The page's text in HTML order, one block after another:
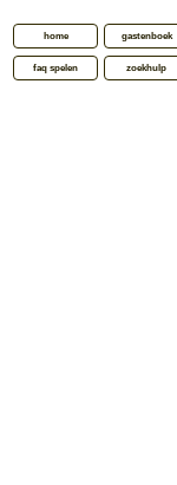
home gastenboek
faq spelen zoekhulp